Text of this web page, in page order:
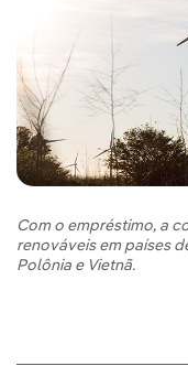
Com o empréstimo, a
renováveis em países
Polônia e Vietnã.